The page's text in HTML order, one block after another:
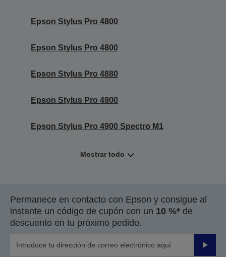
Epson Stylus Pro 4800
Epson Stylus Pro 4800
Epson Stylus Pro 4880
Epson Stylus Pro 4900
Epson Stylus Pro 4900 Spectro M1
Mostrar todo
Permanece en contacto con Epson y consigue al
instante un código de cupón con un 10 %* de
descuento en tu próximo pedido.
Enviar